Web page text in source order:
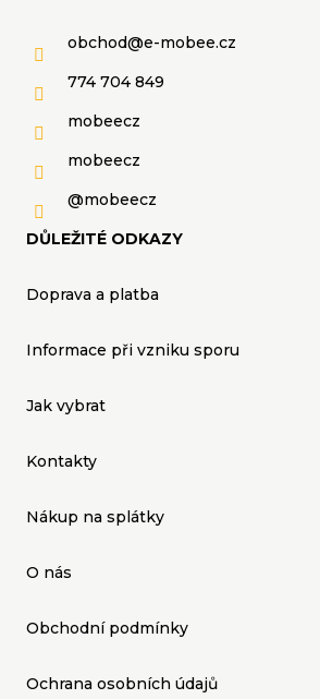
obchod@e-mobee.cz
774 704 849
mobeecz
mobeecz
@mobeecz
DŮLEŽITÉ ODKAZY
Doprava a platba
Informace při vzniku sporu
Jak vybrat
Kontakty
Nákup na splátky
O nás
Obchodní podmínky
Ochrana osobních údajů